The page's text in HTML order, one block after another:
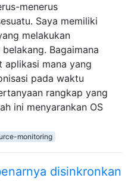
menerus
Saya memiliki
melakukan
Bagaimana
aplikasi mana yang
pada waktu
rangkap yang
ini menyarankan OS
monitoring
disinkronkan